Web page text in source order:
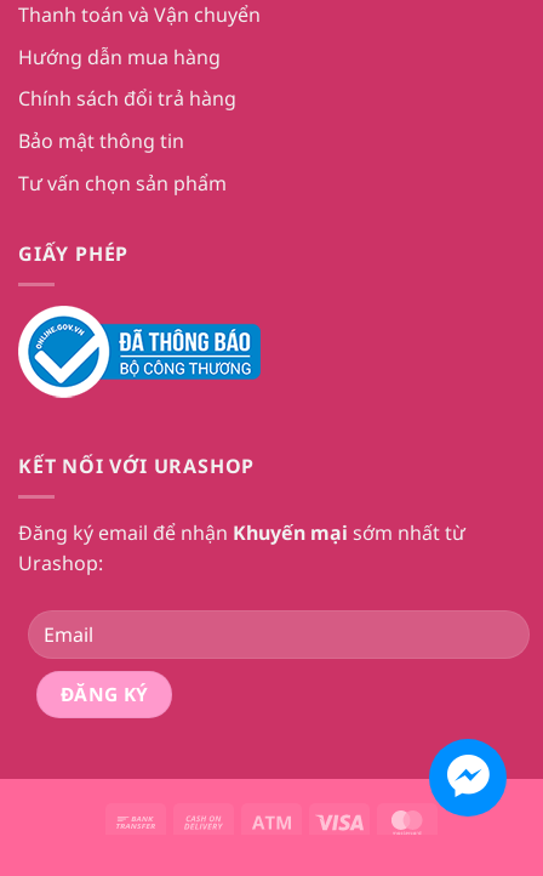
Thanh toán và Vận chuyển
Hướng dẫn mua hàng
Chính sách đổi trả hàng
Bảo mật thông tin
Tư vấn chọn sản phẩm
GIẤY PHÉP
KẾT NỐI VỚI URASHOP
Đăng ký email để nhận Khuyến mại sớm nhất từ
Urashop:
Bank
Cash
Atm Visa
MasterCard